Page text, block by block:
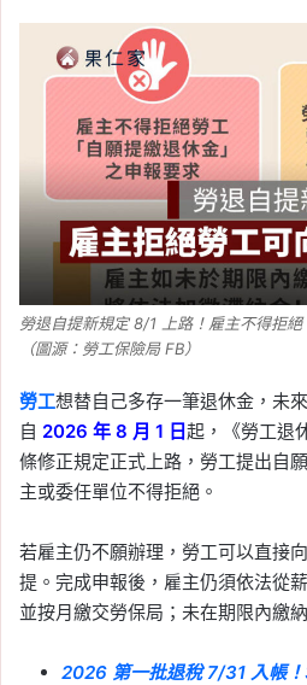
勞退自提新規定 8/1 上路！雇主不得拒
（圖源：勞工保險局 FB）
勞工想替自己多存一筆退休金，未
自 2026 年 8 月 1 日起，《勞工退
條修正規定正式上路，勞工提出自
主或委任單位不得拒絕。
若雇主仍不願辦理，勞工可以直接
提。完成申報後，雇主仍須依法從
並按月繳交勞保局；未在期限內繳
2026 第一批退稅 7/31 入帳